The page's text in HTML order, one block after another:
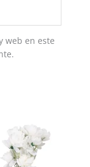
web en este